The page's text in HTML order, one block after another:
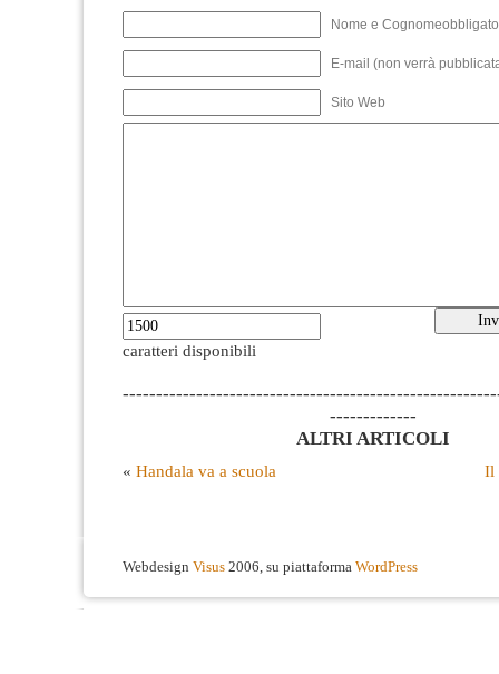
Nome e
E-mail (non verrà
Sito Web
caratteri disponibili
-------------
ALTRI ARTICOLI
« Handala va a scuola Il
Webdesign Visus 2006, su piattaforma WordPress